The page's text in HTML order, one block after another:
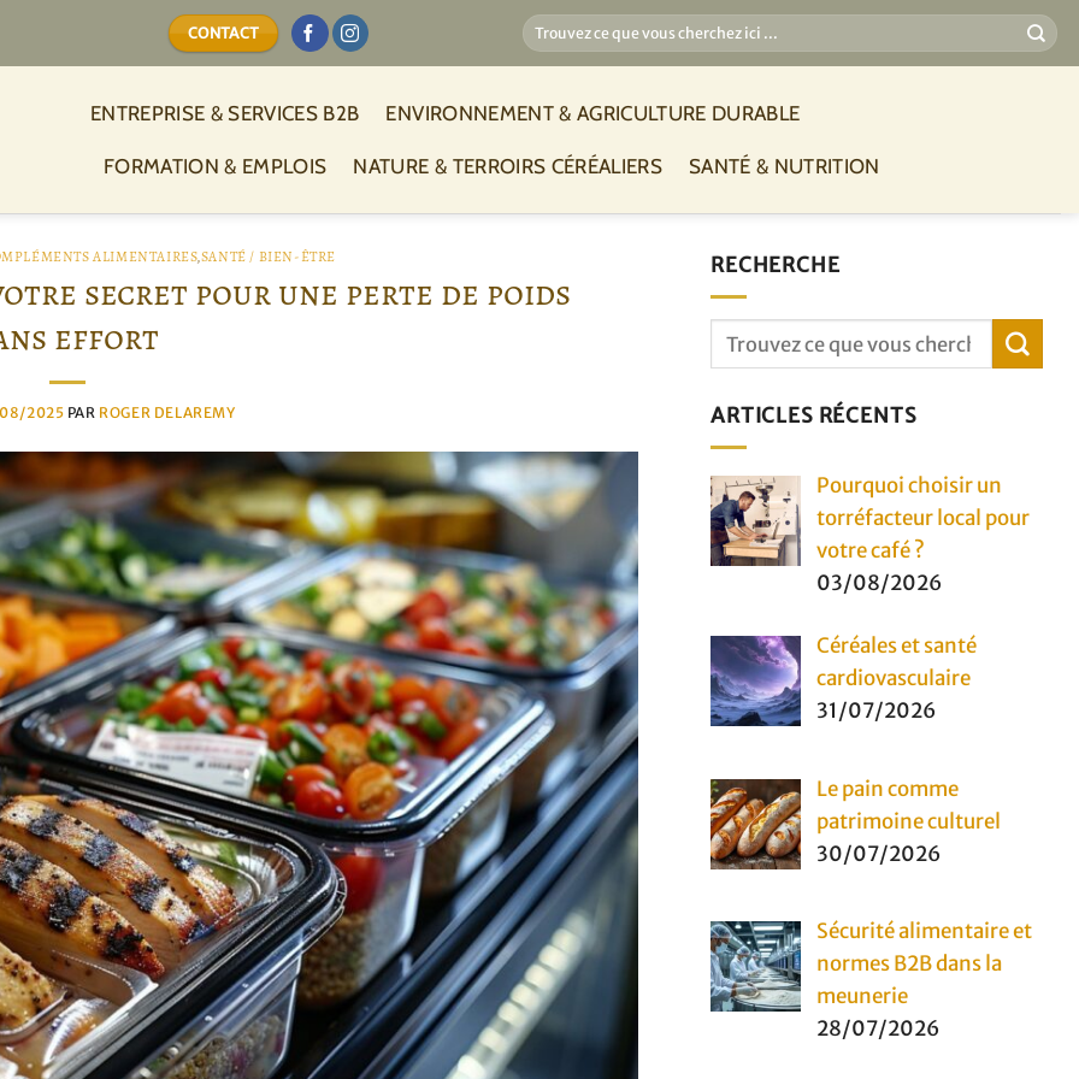
CONTACT
ENTREPRISE & SERVICES B2B ENVIRONNEMENT & AGRICULTURE DURABLE
FORMATION & EMPLOIS NATURE & TERROIRS CÉRÉALIERS SANTÉ & NUTRITION
ALIMENTAIRES,SANTÉ / BIEN-ÊTRE
secret pour une perte de poids
effort
2025 PAR ROGER DELAREMY
RECHERCHE
ARTICLES RÉCENTS
Pourquoi choisir un
torréfacteur local pour
votre café ?
03/08/2026
Céréales et santé
cardiovasculaire
31/07/2026
Le pain comme
patrimoine culturel
30/07/2026
Sécurité alimentaire et
normes B2B dans la
meunerie
28/07/2026